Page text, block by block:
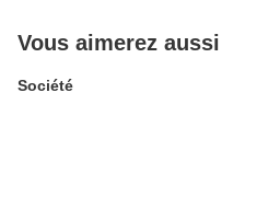
Vous aimerez aussi
Société